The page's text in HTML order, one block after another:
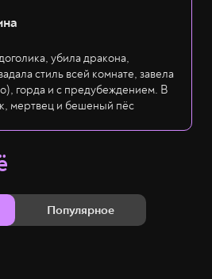
убила дракона,
стиль всей комнате, завела
горда и с предубеждением. В
мертвец и бешеный пёс
Популярное